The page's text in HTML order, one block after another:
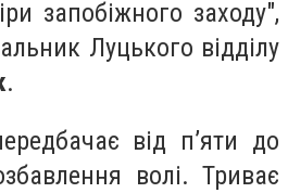
запобіжного заходу",
Луцького відділу
.
від п’яти до
волі. Триває